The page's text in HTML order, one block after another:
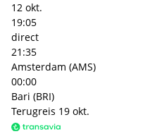
12 okt.
19:05
direct
21:35
Amsterdam (AMS)
00:00
Bari (BRI)
Terugreis 19 okt.